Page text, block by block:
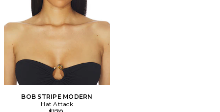
BOB STRIPE MODERN
Hat Attack